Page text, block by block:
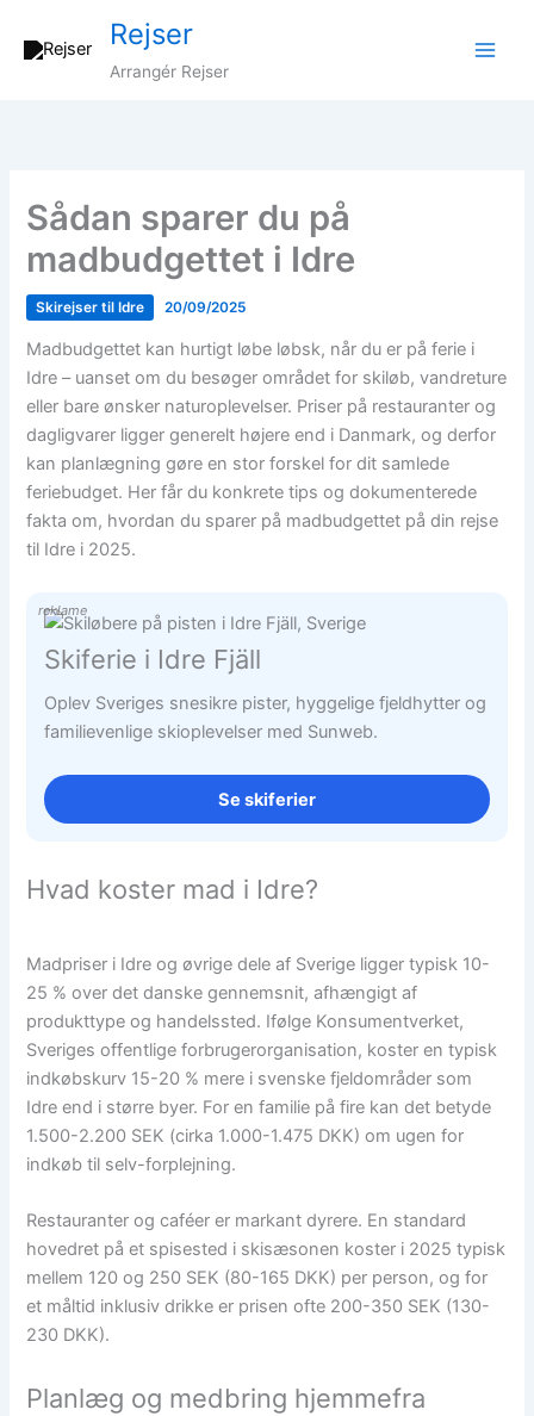
Rejser
Arrangér Rejser
Sådan sparer du på
madbudgettet i Idre
Skirejser til Idre 20/09/2025
Madbudgettet kan hurtigt løbe løbsk, når du er på ferie i
Idre – uanset om du besøger området for skiløb, vandreture
eller bare ønsker naturoplevelser. Priser på restauranter og
dagligvarer ligger generelt højere end i Danmark, og derfor
kan planlægning gøre en stor forskel for dit samlede
feriebudget. Her får du konkrete tips og dokumenterede
fakta om, hvordan du sparer på madbudgettet på din rejse
til Idre i 2025.
reklame
Skiferie i Idre Fjäll
Oplev Sveriges snesikre pister, hyggelige fjeldhytter og
familievenlige skioplevelser med Sunweb.
Se skiferier
Hvad koster mad i Idre?
Madpriser i Idre og øvrige dele af Sverige ligger typisk 10-
25 % over det danske gennemsnit, afhængigt af
produkttype og handelssted. Ifølge Konsumentverket,
Sveriges offentlige forbrugerorganisation, koster en typisk
indkøbskurv 15-20 % mere i svenske fjeldområder som
Idre end i større byer. For en familie på fire kan det betyde
1.500-2.200 SEK (cirka 1.000-1.475 DKK) om ugen for
indkøb til selv-forplejning.
Restauranter og caféer er markant dyrere. En standard
hovedret på et spisested i skisæsonen koster i 2025 typisk
mellem 120 og 250 SEK (80-165 DKK) per person, og for
et måltid inklusiv drikke er prisen ofte 200-350 SEK (130-
230 DKK).
Planlæg og medbring hjemmefra